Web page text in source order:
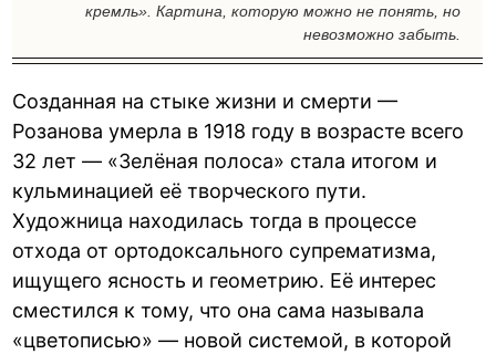
кремль». Картина, которую можно не понять, но
невозможно забыть.
Созданная на стыке жизни и смерти —
Розанова умерла в 1918 году в возрасте всего
32 лет — «Зелёная полоса» стала итогом и
кульминацией её творческого пути.
Художница находилась тогда в процессе
отхода от ортодоксального супрематизма,
ищущего ясность и геометрию. Её интерес
сместился к тому, что она сама называла
«цветописью» — новой системой, в которой